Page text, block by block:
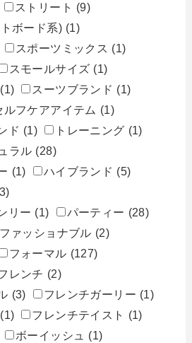
ストリート (9)
ボード系) (1)
スポーツミックス (1)
スモールサイズ (1)
(1) スーツブランド (1)
ルフケアアイテム (1)
ド (1) トレーニング (1)
ラル (28)
(1) ハイブランド (5)
リー (1) パーティー (28)
ファッショナブル (2)
フォーマル (127)
レンチ (2)
(3) フレンチガーリー (1)
(1) フレンチテイスト
(1)
ボーイッシュ
(1)